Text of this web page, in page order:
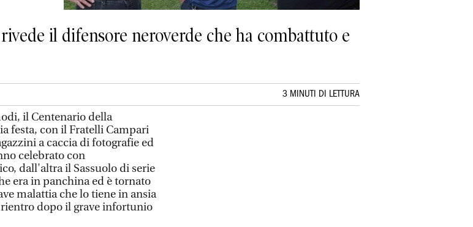
il difensore neroverde che ha combattuto e
3 MINUTI DI LETTURA
il Centenario della
festa, con il Fratelli Campari
a caccia di fotografie ed
celebrato con
dall'altra il Sassuolo di serie
era in panchina ed è tornato
malattia che lo tiene in ansia
rientro dopo il grave infortunio